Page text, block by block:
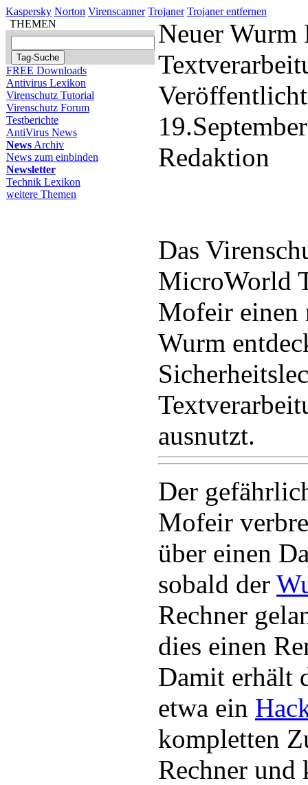
Kaspersky Norton Virenscanner Trojaner Trojaner entfernen
THEMEN
FREE Downloads
Antivirus Lexikon
Virenschutz Tutorial
Virenschutz Forum
Testberichte
AntiVirus News
News Archiv
News zum einbinden
Newsletter
Technik Lexikon
weitere Themen
Neuer
Redaktion
Das
MicroWorld
Mofeir einen
Wurm
ausnutzt.
Der
Mofeir
über einen
sobald der
Rechner
dies einen
Damit erhält
etwa ein
kompletten
Rechner und